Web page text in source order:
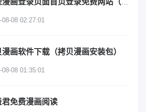
08-08 02:27:01
画软件下载（拷贝漫画安装包）
08-08 01:35:01
君免费漫画阅读